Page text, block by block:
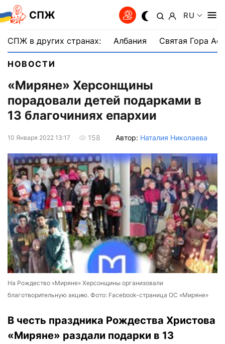
СПЖ RU
СПЖ в других странах: Албания Святая Гора
НОВОСТИ
«Миряне» Херсонщины
порадовали детей подарками в
13 благочиниях епархии
10 Января 2022 13:17 158 Автор: Наталия Николаева
На Рождество «Миряне» Херсонщины организовали
благотворительную акцию. Фото: Facebook-страница ОС «Миряне»
В честь праздника Рождества Христова
«Миряне» раздали подарки в 13